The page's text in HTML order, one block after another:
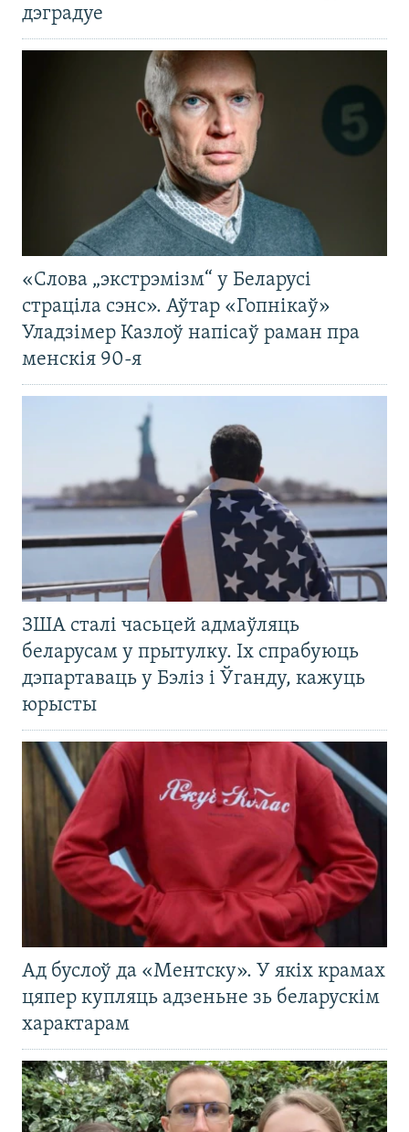
дэградуе
«Слова „экстрэмізм“ у Беларусі
страціла сэнс». Аўтар «Гопнікаў»
Уладзімер Казлоў напісаў раман пра
менскія 90-я
ЗША сталі часьцей адмаўляць
беларусам у прытулку. Іх спрабуюць
дэпартаваць у Бэліз і Ўганду, кажуць
юрысты
Ад буслоў да «Ментску». У якіх крамах
цяпер купляць адзеньне зь беларускім
характарам